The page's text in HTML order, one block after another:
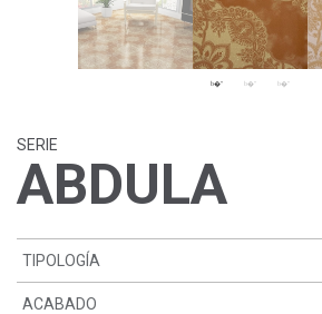
SERIE
ABDULA
TIPOLOGÍA
ACABADO